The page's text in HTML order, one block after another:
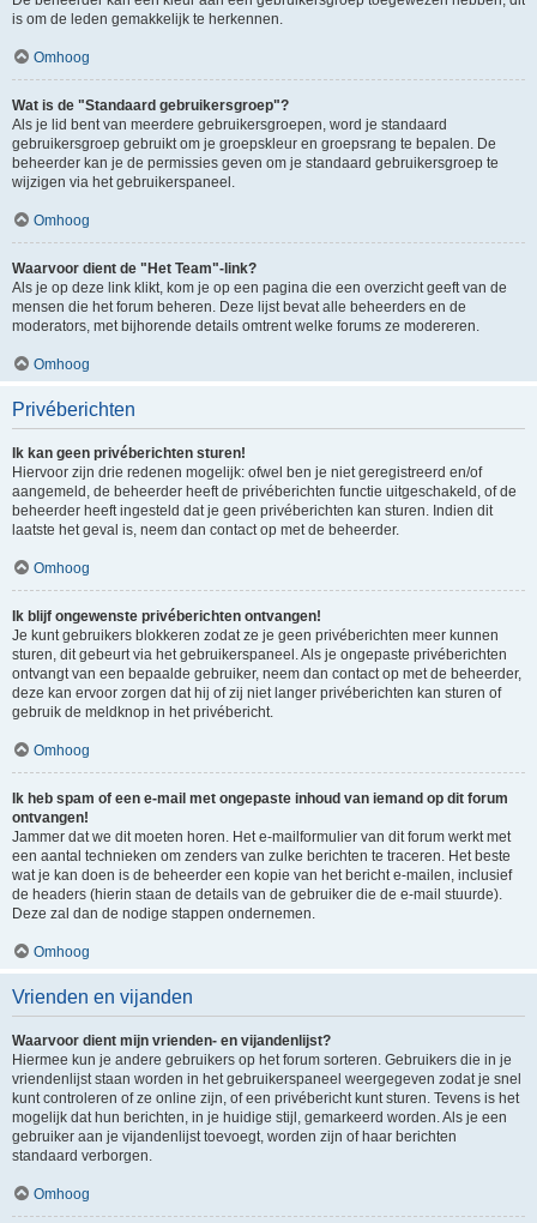
is om de leden gemakkelijk te herkennen.
Omhoog
Wat is de "Standaard gebruikersgroep"?
Als je lid bent van meerdere gebruikersgroepen, word je standaard
gebruikersgroep gebruikt om je groepskleur en groepsrang te bepalen. De
beheerder kan je de permissies geven om je standaard gebruikersgroep te
wijzigen via het gebruikerspaneel.
Omhoog
Waarvoor dient de "Het Team"-link?
Als je op deze link klikt, kom je op een pagina die een overzicht geeft van de
mensen die het forum beheren. Deze lijst bevat alle beheerders en de
moderators, met bijhorende details omtrent welke forums ze modereren.
Omhoog
Privéberichten
Ik kan geen privéberichten sturen!
Hiervoor zijn drie redenen mogelijk: ofwel ben je niet geregistreerd en/of
aangemeld, de beheerder heeft de privéberichten functie uitgeschakeld, of de
beheerder heeft ingesteld dat je geen privéberichten kan sturen. Indien dit
laatste het geval is, neem dan contact op met de beheerder.
Omhoog
Ik blijf ongewenste privéberichten ontvangen!
Je kunt gebruikers blokkeren zodat ze je geen privéberichten meer kunnen
sturen, dit gebeurt via het gebruikerspaneel. Als je ongepaste privéberichten
ontvangt van een bepaalde gebruiker, neem dan contact op met de beheerder,
deze kan ervoor zorgen dat hij of zij niet langer privéberichten kan sturen of
gebruik de meldknop in het privébericht.
Omhoog
Ik heb spam of een e-mail met ongepaste inhoud van iemand op dit forum
ontvangen!
Jammer dat we dit moeten horen. Het e-mailformulier van dit forum werkt met
een aantal technieken om zenders van zulke berichten te traceren. Het beste
wat je kan doen is de beheerder een kopie van het bericht e-mailen, inclusief
de headers (hierin staan de details van de gebruiker die de e-mail stuurde).
Deze zal dan de nodige stappen ondernemen.
Omhoog
Vrienden en vijanden
Waarvoor dient mijn vrienden- en vijandenlijst?
Hiermee kun je andere gebruikers op het forum sorteren. Gebruikers die in je
vriendenlijst staan worden in het gebruikerspaneel weergegeven zodat je snel
kunt controleren of ze online zijn, of een privébericht kunt sturen. Tevens is het
mogelijk dat hun berichten, in je huidige stijl, gemarkeerd worden. Als je een
gebruiker aan je vijandenlijst toevoegt, worden zijn of haar berichten
standaard verborgen.
Omhoog